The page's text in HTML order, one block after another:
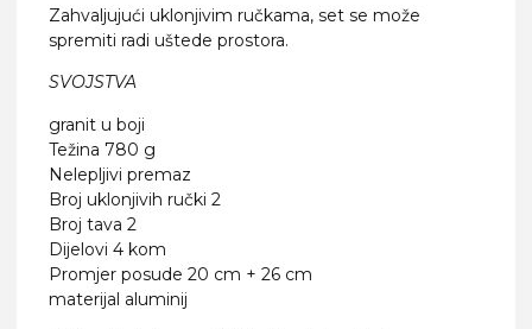
Zahvaljujući uklonjivim ručkama, set se može
spremiti radi uštede prostora.
SVOJSTVA
granit u boji
Težina 780 g
Nelepljivi premaz
Broj uklonjivih ručki 2
Broj tava 2
Dijelovi 4 kom
Promjer posude 20 cm + 26 cm
materijal aluminij